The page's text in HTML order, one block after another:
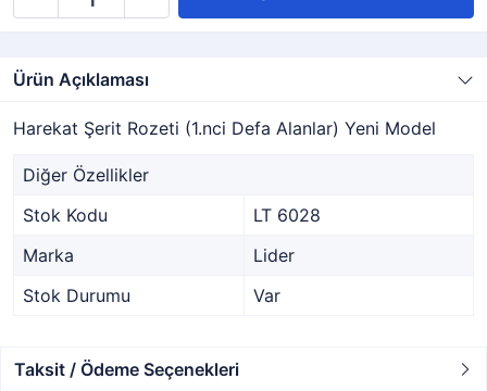
Ürün Açıklaması
Harekat Şerit Rozeti (1.nci Defa Alanlar) Yeni Model
Diğer Özellikler
Stok Kodu
LT 6028
Marka
Lider
Stok Durumu
Var
Taksit / Ödeme Seçenekleri